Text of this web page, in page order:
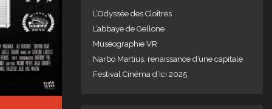
L’Odyssée des Cloîtres
L’abbaye de Gellone
Muséographie VR
Narbo Martius, renaissance d’une capitale
Festival Cinéma d’Ici 2025